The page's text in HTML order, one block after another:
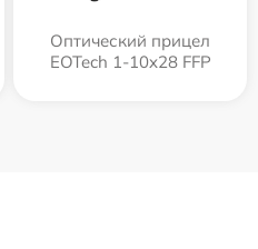
Оптический прицел
EOTech 1-10x28 FFP